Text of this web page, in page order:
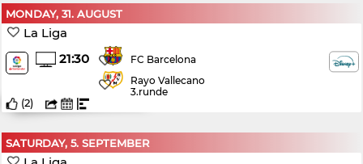
MONDAY, 31. AUGUST
La Liga
21:30
FC Barcelona
Rayo Vallecano
3.runde
(2)
SATURDAY, 5. SEPTEMBER